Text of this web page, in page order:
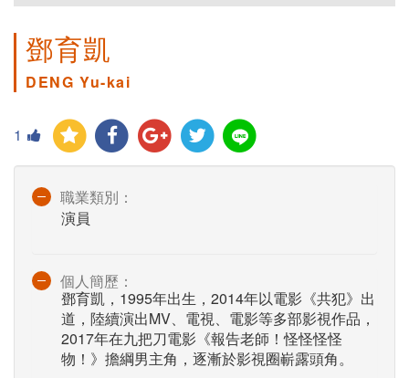
鄧育凱
DENG Yu-kai
1
職業類別：
演員
個人簡歷：
鄧育凱，1995年出生，2014年以電影《共犯》出
道，陸續演出MV、電視、電影等多部影視作品，
2017年在九把刀電影《報告老師！怪怪怪怪
物！》擔綱男主角，逐漸於影視圈嶄露頭角。